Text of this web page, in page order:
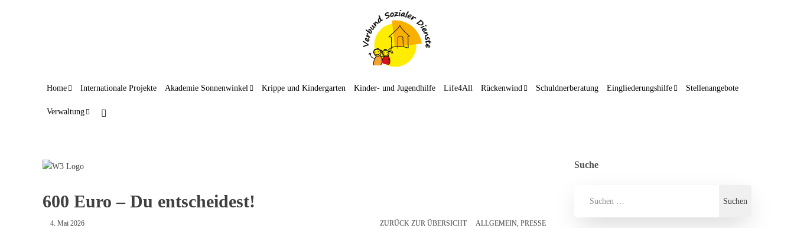
Home Internationale Projekte Akademie Sonnenwinkel Krippe und Kindergarten Kinder- und Jugendhilfe Life4All Rückenwind Schuldnerberatung Eingliederungshilfe Stellenangebote
Verwaltung
600 Euro – Du entscheidest!
4. Mai 2026 ZURÜCK ZUR ÜBERSICHT ALLGEMEIN, PRESSE
Suche